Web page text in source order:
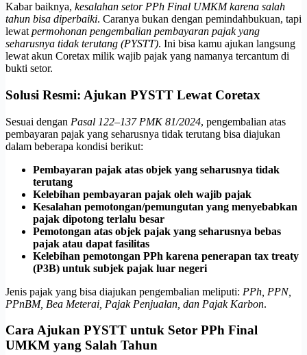
Kabar baiknya, kesalahan setor PPh Final UMKM karena salah
tahun bisa diperbaiki. Caranya bukan dengan pemindahbukuan, tapi
lewat permohonan pengembalian pembayaran pajak yang
seharusnya tidak terutang (PYSTT). Ini bisa kamu ajukan langsung
lewat akun Coretax milik wajib pajak yang namanya tercantum di
bukti setor.
Solusi Resmi: Ajukan PYSTT Lewat Coretax
Sesuai dengan Pasal 122–137 PMK 81/2024, pengembalian atas
pembayaran pajak yang seharusnya tidak terutang bisa diajukan
dalam beberapa kondisi berikut:
Pembayaran pajak atas objek yang seharusnya tidak
terutang
Kelebihan pembayaran pajak oleh wajib pajak
Kesalahan pemotongan/pemungutan yang menyebabkan
pajak dipotong terlalu besar
Pemotongan atas objek pajak yang seharusnya bebas
pajak atau dapat fasilitas
Kelebihan pemotongan PPh karena penerapan tax treaty
(P3B) untuk subjek pajak luar negeri
Jenis pajak yang bisa diajukan pengembalian meliputi: PPh, PPN,
PPnBM, Bea Meterai, Pajak Penjualan, dan Pajak Karbon.
Cara Ajukan PYSTT untuk Setor PPh Final
UMKM yang Salah Tahun